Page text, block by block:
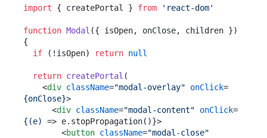
import { createPortal } from 'react-dom'
function Modal ({ isOpen, onClose, children })
{
if (!isOpen) return null
return createPortal (
<div className="modal-overlay" onClick=
{onClose}>
<div className="modal-content" onClick=
{(e)
=> e.stopPropagation()}>
<button className="modal-close"